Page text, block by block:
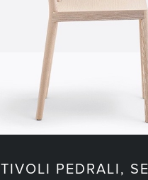
TIVOLI PEDRALI,